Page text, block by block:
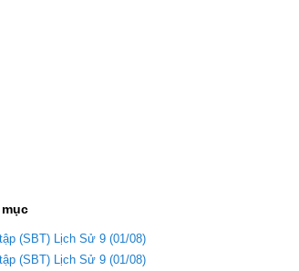
(SBT) Lịch Sử 9 (01/08)
(SBT) Lịch Sử 9 (01/08)